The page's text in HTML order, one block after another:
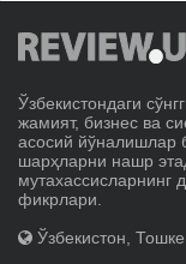
Ўзбекистондаги
жамият, бизнес ва
асосий йўналишлар
шарҳларни нашр
мутахассисларнинг
фикрлари.
Ўзбекистон,